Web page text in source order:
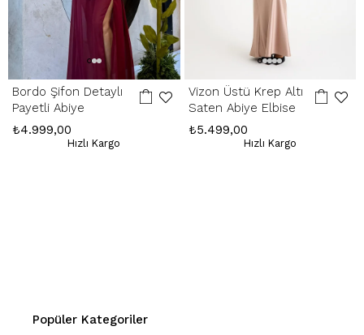
Bordo Şifon Detaylı
Payetli Abiye
₺4.999,00
Hızlı Kargo
Vizon Üstü Krep Altı
Saten Abiye Elbise
₺5.499,00
Hızlı Kargo
Popüler Kategoriler